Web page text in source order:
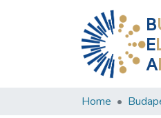
B
E
A
Home